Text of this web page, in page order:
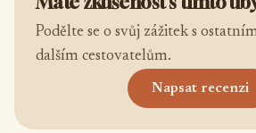
Podělte se o svůj zážitek s
dalším cestovatelům.
Napsat recenzi